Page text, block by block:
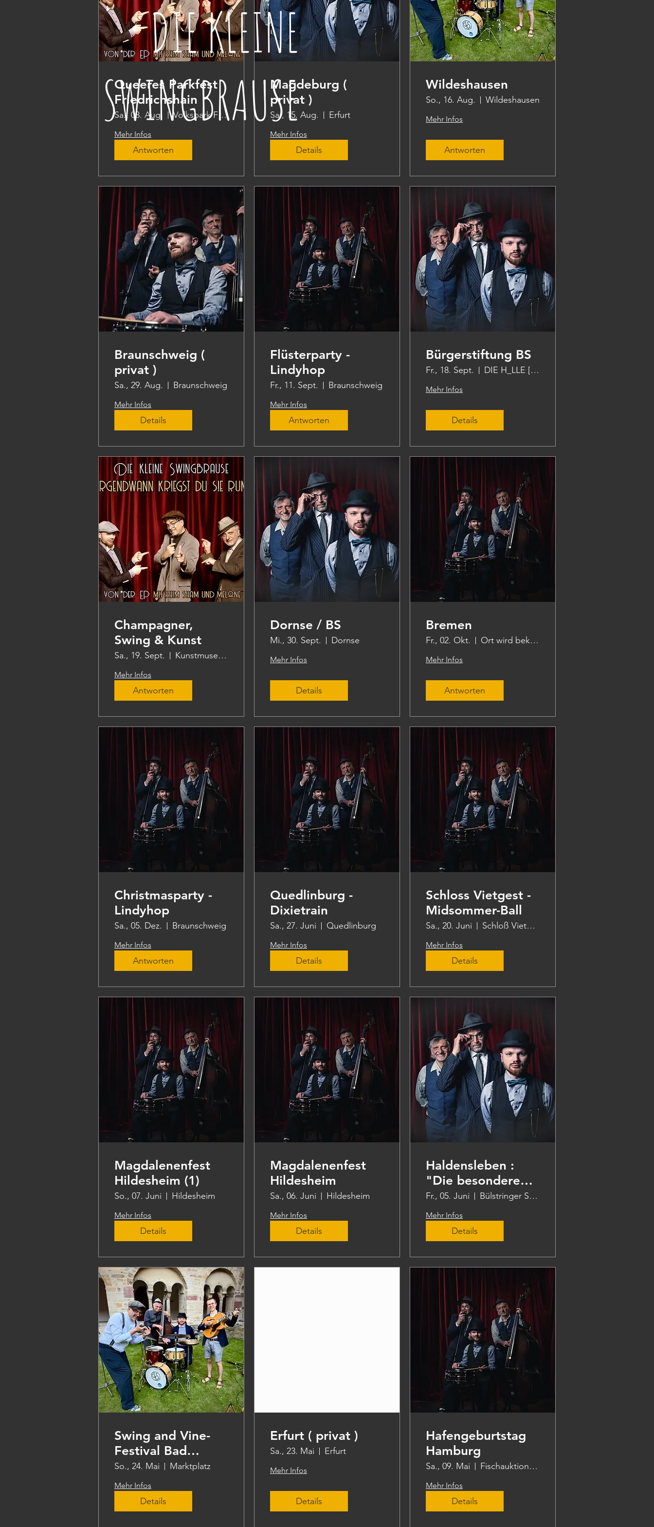
Queeres Parkfest
Friedrichshain
Sa., 08. Aug. Volkspark Friedrichshain
Mehr Infos
Antworten
Magdeburg (
privat )
Sa., 15. Aug. Erfurt
Mehr Infos
Details
Wildeshausen
So., 16. Aug. Wildeshausen
Mehr Infos
Antworten
Braunschweig (
privat )
Sa., 29. Aug. Braunschweig
Mehr Infos
Details
Flüsterparty -
Lindyhop
Fr., 11. Sept. Braunschweig
Mehr Infos
Antworten
Bürgerstiftung BS
Fr., 18. Sept. DIE H_LLE [die halle]
Mehr Infos
Details
Champagner,
Swing & Kunst
Sa., 19. Sept. Kunstmuseum Wolfsburg
Mehr Infos
Antworten
Dornse / BS
Mi., 30. Sept. Dornse
Mehr Infos
Details
Bremen
Fr., 02. Okt. Ort wird bekanntgegeben
Mehr Infos
Antworten
Christmasparty -
Lindyhop
Sa., 05. Dez. Braunschweig
Mehr Infos
Antworten
Quedlinburg -
Dixietrain
Sa., 27. Juni Quedlinburg
Mehr Infos
Details
Schloss Vietgest -
Midsommer-Ball
Sa., 20. Juni Schloß Vietgest
Mehr Infos
Details
Magdalenenfest
Hildesheim (1)
So., 07. Juni Hildesheim
Mehr Infos
Details
Magdalenenfest
Hildesheim
Sa., 06. Juni Hildesheim
Mehr Infos
Details
Haldensleben :
"Die besondere
Note"
Fr., 05. Juni Bülstringer Str. 12
Mehr Infos
Details
Swing and Vine-
Festival Bad
Hersfeld
So., 24. Mai Marktplatz
Mehr Infos
Details
Erfurt ( privat )
Sa., 23. Mai Erfurt
Mehr Infos
Details
Hafengeburtstag
Hamburg
Sa., 09. Mai Fischauktionshalle-Innenkante West
Mehr Infos
Details
DIE KLEINE
SWINGBRAUSE